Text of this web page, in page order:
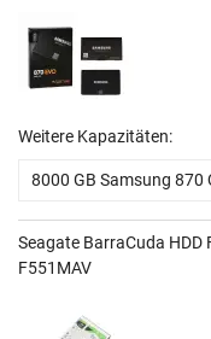
Weitere Kapazitäten:
8000 GB Samsung 870
Seagate BarraCuda
F551MAV